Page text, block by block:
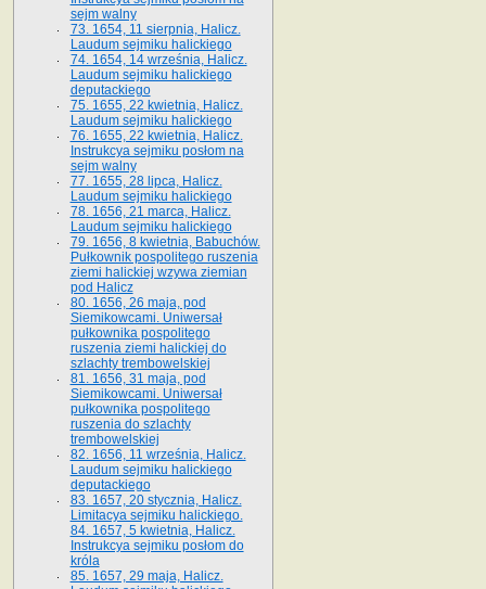
sejm walny
73. 1654, 11 sierpnia, Halicz.
Laudum sejmiku halickiego
74. 1654, 14 września, Halicz.
Laudum sejmiku halickiego
deputackiego
75. 1655, 22 kwietnia, Halicz.
Laudum sejmiku halickiego
76. 1655, 22 kwietnia, Halicz.
Instrukcya sejmiku posłom na
sejm walny
77. 1655, 28 lipca, Halicz.
Laudum sejmiku halickiego
78. 1656, 21 marca, Halicz.
Laudum sejmiku halickiego
79. 1656, 8 kwietnia, Babuchów.
Pułkownik pospolitego ruszenia
ziemi halickiej wzywa ziemian
pod Halicz
80. 1656, 26 maja, pod
Siemikowcami. Uniwersał
pułkownika pospolitego
ruszenia ziemi halickiej do
szlachty trembowelskiej
81. 1656, 31 maja, pod
Siemikowcami. Uniwersał
pułkownika pospolitego
ruszenia do szlachty
trembowelskiej
82. 1656, 11 września, Halicz.
Laudum sejmiku halickiego
deputackiego
83. 1657, 20 stycznia, Halicz.
Limitacya sejmiku halickiego.
84. 1657, 5 kwietnia, Halicz.
Instrukcya sejmiku posłom do
króla
85. 1657, 29 maja, Halicz.